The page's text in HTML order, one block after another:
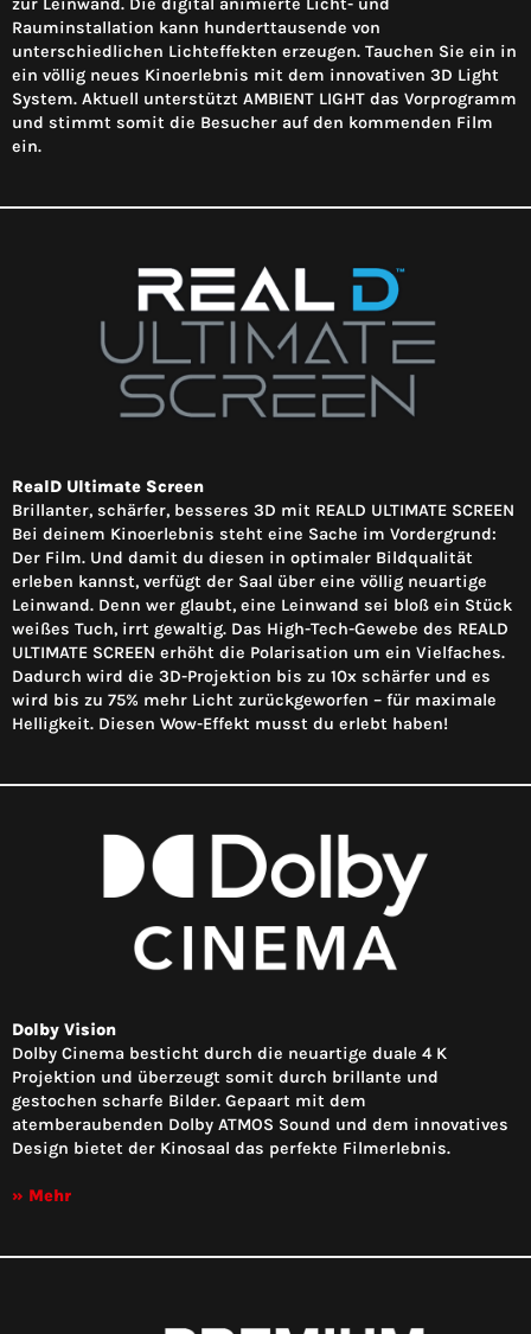
zur Leinwand. Die digital animierte Licht- und
Rauminstallation kann hunderttausende von
unterschiedlichen Lichteffekten erzeugen. Tauchen Sie ein in
ein völlig neues Kinoerlebnis mit dem innovativen 3D Light
System. Aktuell unterstützt AMBIENT LIGHT das Vorprogramm
und stimmt somit die Besucher auf den kommenden Film
ein.
RealD Ultimate Screen
Brillanter, schärfer, besseres 3D mit REALD ULTIMATE SCREEN
Bei deinem Kinoerlebnis steht eine Sache im Vordergrund:
Der Film. Und damit du diesen in optimaler Bildqualität
erleben kannst, verfügt der Saal über eine völlig neuartige
Leinwand. Denn wer glaubt, eine Leinwand sei bloß ein Stück
weißes Tuch, irrt gewaltig. Das High-Tech-Gewebe des REALD
ULTIMATE SCREEN erhöht die Polarisation um ein Vielfaches.
Dadurch wird die 3D-Projektion bis zu 10x schärfer und es
wird bis zu 75% mehr Licht zurückgeworfen – für maximale
Helligkeit. Diesen Wow-Effekt musst du erlebt haben!
Dolby Vision
Dolby Cinema besticht durch die neuartige duale 4 K
Projektion und überzeugt somit durch brillante und
gestochen scharfe Bilder. Gepaart mit dem
atemberaubenden Dolby ATMOS Sound und dem innovatives
Design bietet der Kinosaal das perfekte Filmerlebnis.
» Mehr